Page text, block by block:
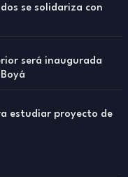
se solidariza con
será inaugurada
estudiar proyecto de